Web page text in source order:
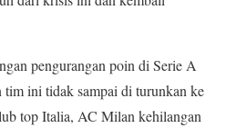
pengurangan poin di Serie A
ini tidak sampai di turunkan ke
top Italia, AC Milan kehilangan